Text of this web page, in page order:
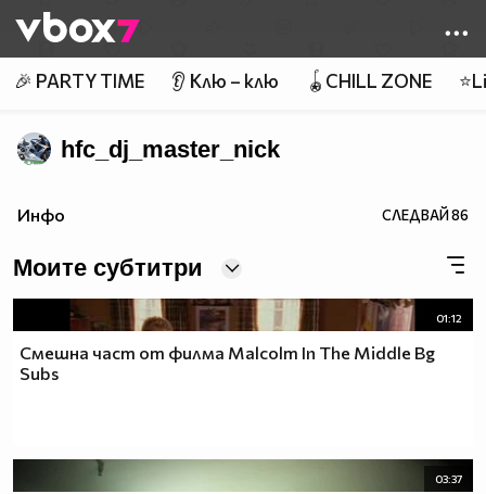
👾
🎉 PARTY TIME 👂 Клю – клю 🪀CHILL ZONE
hfc_dj_master_nick
Инфо СЛЕДВАЙ86
Моите субтитри
01:12
Смешна част от филма Malcolm In The Middle Bg
Subs
03:37